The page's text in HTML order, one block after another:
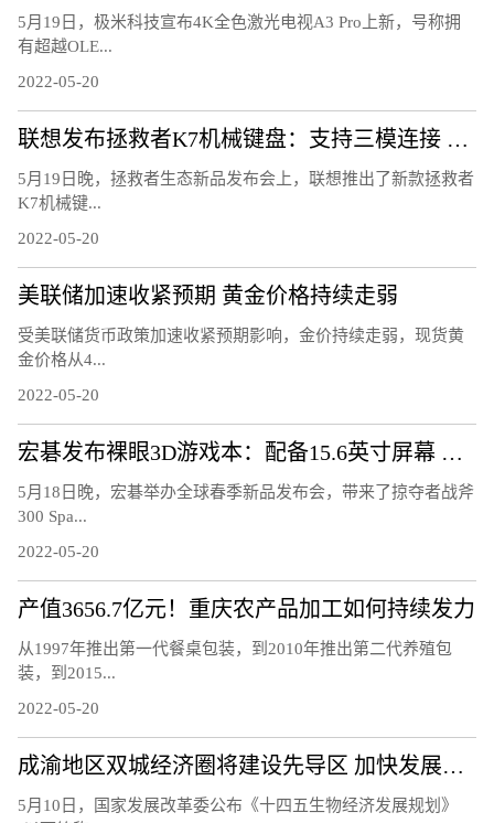
5月19日，极米科技宣布4K全色激光电视A3 Pro上新，号称拥
有超越OLE...
2022-05-20
联想发布拯救者K7机械键盘：支持三模连接 可热插拔
5月19日晚，拯救者生态新品发布会上，联想推出了新款拯救者
K7机械键...
2022-05-20
美联储加速收紧预期 黄金价格持续走弱
受美联储货币政策加速收紧预期影响，金价持续走弱，现货黄
金价格从4...
2022-05-20
宏碁发布裸眼3D游戏本：配备15.6英寸屏幕 高端硬件
5月18日晚，宏碁举办全球春季新品发布会，带来了掠夺者战斧
300 Spa...
2022-05-20
产值3656.7亿元！重庆农产品加工如何持续发力
从1997年推出第一代餐桌包装，到2010年推出第二代养殖包
装，到2015...
2022-05-20
成渝地区双城经济圈将建设先导区 加快发展生物经济
5月10日，国家发展改革委公布《十四五生物经济发展规划》